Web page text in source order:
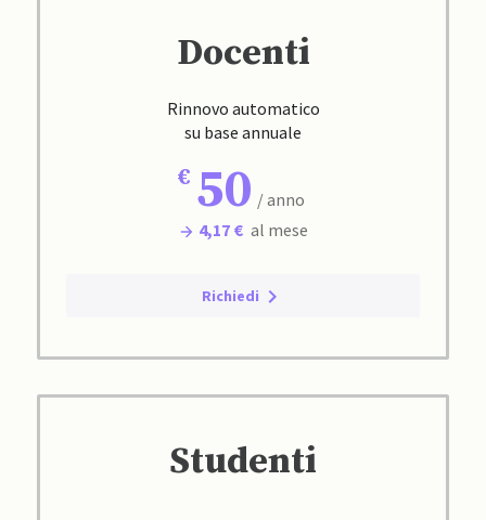
Docenti
Rinnovo automatico
su base annuale
50 / anno
4,17 € al mese
Richiedi
Studenti